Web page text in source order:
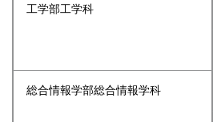
工学部工学科
総合情報学部総合情報学科